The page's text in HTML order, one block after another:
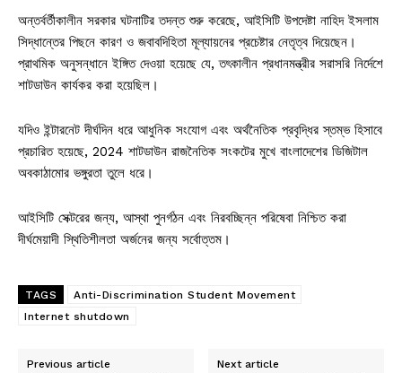
অন্তর্বর্তীকালীন সরকার ঘটনাটির তদন্ত শুরু করেছে, আইসিটি উপদেষ্টা নাহিদ ইসলাম
সিদ্ধান্তের পিছনে কারণ ও জবাবদিহিতা মূল্যায়নের প্রচেষ্টার নেতৃত্ব দিয়েছেন।
প্রাথমিক অনুসন্ধানে ইঙ্গিত দেওয়া হয়েছে যে, তৎকালীন প্রধানমন্ত্রীর সরাসরি নির্দেশে
শাটডাউন কার্যকর করা হয়েছিল।
যদিও ইন্টারনেট দীর্ঘদিন ধরে আধুনিক সংযোগ এবং অর্থনৈতিক প্রবৃদ্ধির স্তম্ভ হিসাবে
প্রচারিত হয়েছে, 2024 শাটডাউন রাজনৈতিক সংকটের মুখে বাংলাদেশের ডিজিটাল
অবকাঠামোর ভঙ্গুরতা তুলে ধরে।
আইসিটি সেক্টরের জন্য, আস্থা পুনর্গঠন এবং নিরবচ্ছিন্ন পরিষেবা নিশ্চিত করা
দীর্ঘমেয়াদী স্থিতিশীলতা অর্জনের জন্য সর্বোত্তম।
TAGS
Anti-Discrimination Student Movement
Internet shutdown
Previous article Next article